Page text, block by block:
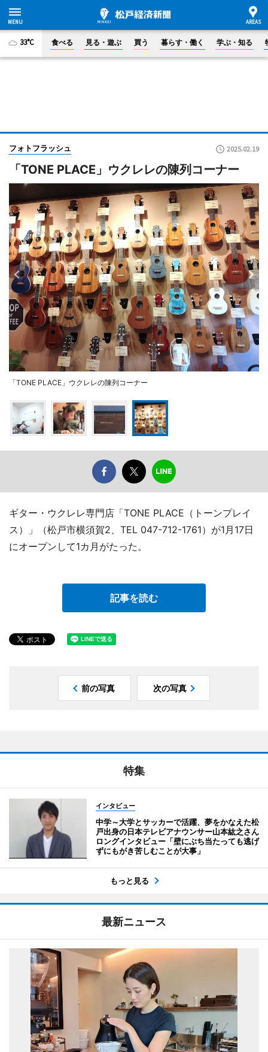
33°C 食べる 見る・遊ぶ 買う 暮らす・働く 学ぶ・知る
フォトフラッシュ 2025.02.19
「TONE PLACE」ウクレレの陳列コーナー
「TONE PLACE」ウクレレの陳列コーナー
ギター・ウクレレ専門店「TONE PLACE（トーンプレイ
ス）」（松戸市横須賀2、TEL 047-712-1761）が1月17日
にオープンして1カ月がたった。
記事を読む
前の写真 次の写真
特集
インタビュー
中学～大学とサッカーで活躍、夢をかなえた松
戸出身の日本テレビアナウンサー山本紘之さん
ロングインタビュー「壁にぶち当たっても逃げ
ずにもがき苦しむことが大事」
もっと見る
最新ニュース